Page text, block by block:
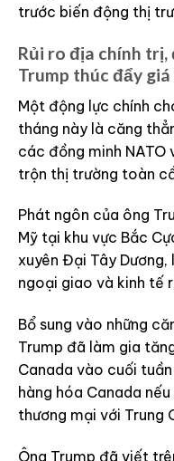
trước biến động thị
Rủi ro địa chính
Trump thúc đẩy
Một động lực chính
tháng này là căng
các đồng minh NATO
trộn thị trường toàn
Phát ngôn của ông
Mỹ tại khu vực Bắc
xuyên Đại Tây
ngoại giao và kinh tế
Bổ sung vào những
Trump đã làm gia
Canada vào cuối
hàng hóa Canada
thương mại với Trung
Ông Trump đã viết